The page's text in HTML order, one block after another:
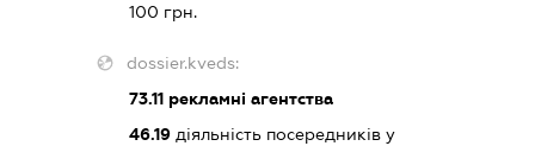
100 грн.
dossier.kveds:
73.11рекламні агентства
46.19діяльність посередників у